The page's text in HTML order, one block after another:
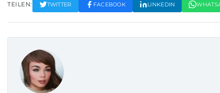
TEILEN: TWITTER FACEBOOK LINKEDIN